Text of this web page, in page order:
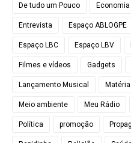
De tudo um Pouco Economia
Entrevista Espaço ABLOGPE
Espaço LBC Espaço LBV
Filmes e vídeos Gadgets
Lançamento Musical
Meio ambiente Meu Rádio
Política promoção